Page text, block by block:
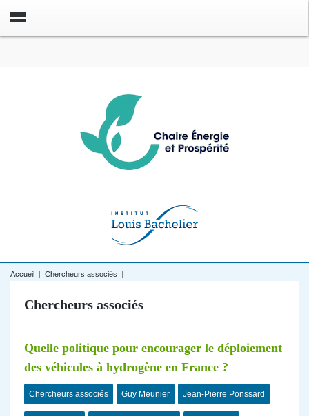
Accueil | Chercheurs associés |
Chercheurs associés
Quelle politique pour encourager le déploiement
des véhicules à hydrogène en France ?
Chercheurs associés Guy Meunier Jean-Pierre Ponssard